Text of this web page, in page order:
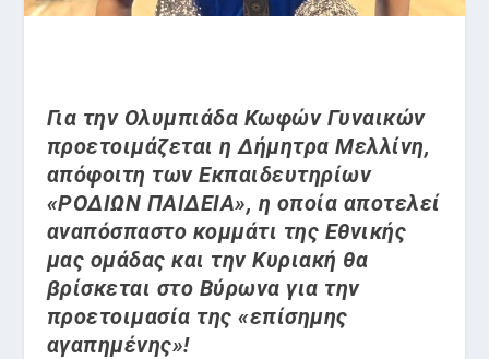
Για την Ολυμπιάδα Κωφών Γυναικών
προετοιμάζεται η Δήμητρα Μελλίνη,
απόφοιτη των Εκπαιδευτηρίων
«ΡΟΔΙΩΝ ΠΑΙΔΕΙΑ», η οποία αποτελεί
αναπόσπαστο κομμάτι της Εθνικής
μας ομάδας και την Κυριακή θα
βρίσκεται στο Βύρωνα για την
προετοιμασία της «επίσημης
αγαπημένης»!